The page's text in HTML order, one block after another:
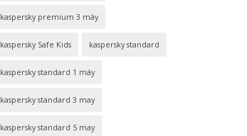
kaspersky premium 3 máy
kaspersky Safe Kids kaspersky standard
kaspersky standard 1 máy
kaspersky standard 3 may
kaspersky standard 5 may